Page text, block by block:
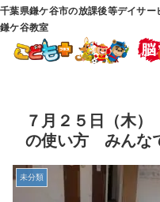
千葉県鎌ケ谷市の放課後等デイサ
鎌ケ谷教室
７月２５日（木
の使い方 みんな
未分類